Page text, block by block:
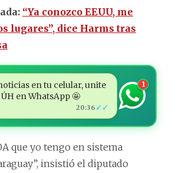
“Ya conozco EEUU, me
lugares”, dice Harms tras
en tu celular, unite
en WhatsApp 🤩
20:36 ✓✓
1
que yo tengo en sistema
insistió el diputado